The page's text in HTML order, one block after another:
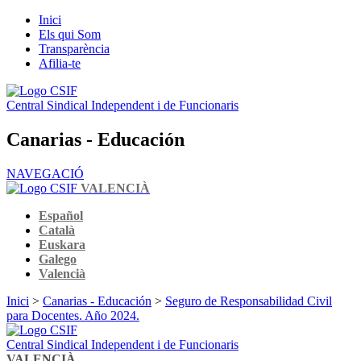
Inici
Els qui Som
Transparència
Afilia-te
Central Sindical Independent i de Funcionaris
Canarias - Educación
NAVEGACIÓ
VALENCIÀ
Español
Català
Euskara
Galego
Valencià
Inici > Canarias - Educación > Seguro de Responsabilidad Civil
para Docentes. Año 2024.
Central Sindical Independent i de Funcionaris